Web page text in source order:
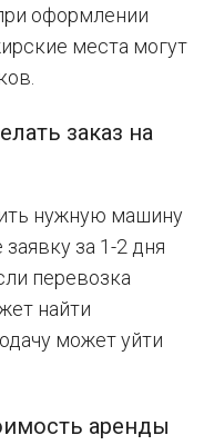
оформлении
места могут
заказ на
нужную машину
за 1-2 дня
перевозка
найти
может уйти
аренды